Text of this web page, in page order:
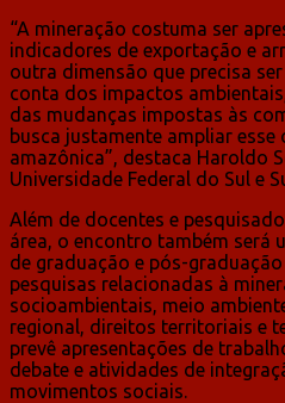
“A mineração costuma ser
indicadores de exportação e
outra dimensão que precisa
conta dos impactos
das mudanças impostas às
busca justamente ampliar
amazônica”, destaca Haroldo
Universidade Federal do Sul e
Além de docentes e
área, o encontro também será
de graduação e pós-
pesquisas relacionadas à
socioambientais, meio
regional, direitos territoriais e
prevê apresentações de
debate e atividades de
movimentos sociais.